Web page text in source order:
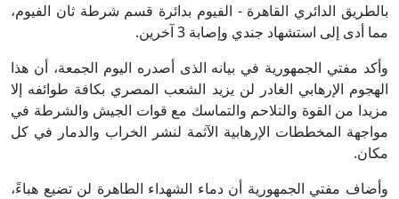
بالطريق الدائري القاهرة - الفيوم بدائرة قسم شرطة ثان الفيوم،
مما أدى إلى استشهاد جندي وإصابة 3 آخرين.
وأكد مفتي الجمهورية في بيانه الذى أصدره اليوم الجمعة، أن هذا
الهجوم الإرهابي الغادر لن يزيد الشعب المصري بكافة طوائفه إلا
مزيدا من القوة والتلاحم والتماسك مع قوات الجيش والشرطة في
مواجهة المخططات الإرهابية الآثمة لنشر الخراب والدمار في كل
مكان.
وأضاف مفتي الجمهورية أن دماء الشهداء الطاهرة لن تضيع هباءً،